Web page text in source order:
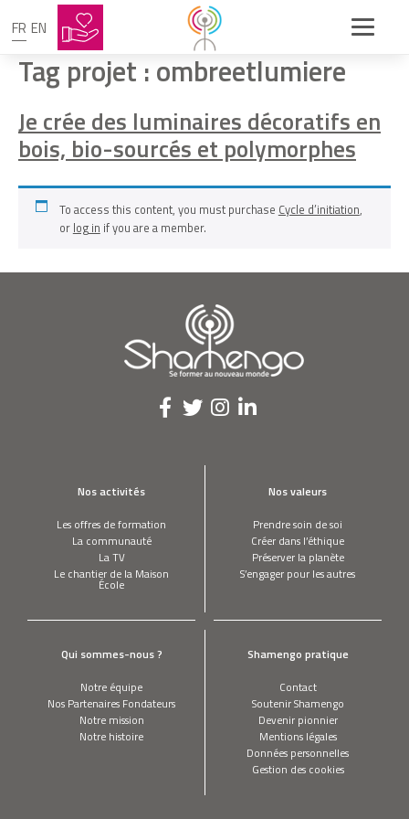
FR EN
Tag projet :ombreetlumiere
Je crée des luminaires décoratifs en
bois, bio-sourcés et polymorphes
To access this content, you must purchase Cycle d’initiation,
or log in if you are a member.
Nos activités
Les offres de formation
La communauté
La TV
Le chantier de la Maison
École
Nos valeurs
Prendre soin de soi
Créer dans l’éthique
Préserver la planète
S’engager pour les autres
Qui sommes-nous ?
Notre équipe
Nos Partenaires Fondateurs
Notre mission
Notre histoire
Shamengo pratique
Contact
Soutenir Shamengo
Devenir pionnier
Mentions légales
Données personnelles
Gestion des cookies